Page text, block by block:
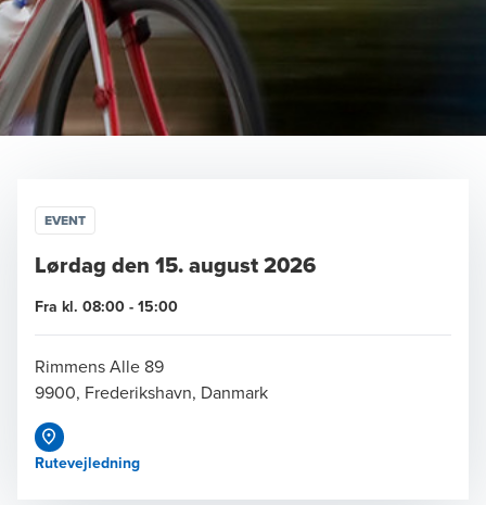
EVENT
Lørdag den 15. august 2026
Fra kl. 08:00 - 15:00
Rimmens Alle 89
9900, Frederikshavn, Danmark
Rutevejledning